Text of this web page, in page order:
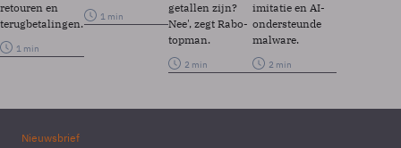
retouren en
terugbetalingen.
1 min
1 min
getallen zijn?
Nee', zegt Rabo-
topman.
2 min
imitatie en AI-
ondersteunde
malware.
2 min
Nieuwsbrief